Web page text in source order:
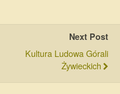
Next Post
Kultura Ludowa Górali
Żywieckich